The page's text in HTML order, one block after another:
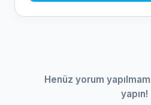
Henüz yorum
yapın!